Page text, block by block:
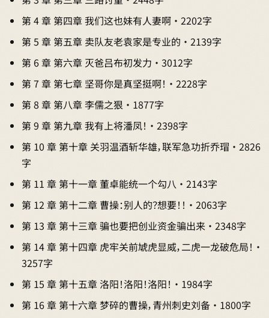
第 4 章 第四章 我们这也妹有人妻啊 · 2202字
第 5 章 第五章 卖队友老袁家是专业的 · 2139字
第 6 章 第六章 灭爸吕布初发力 · 3012字
第 7 章 第七章 坚哥你是真坚挺啊！ · 2228字
第 8 章 第八章 李儒之狠 · 1877字
第 9 章 第九章 我有上将潘凤！ · 2398字
第 10 章 第十章 关羽温酒斩华雄，联军急功折乔瑁 · 2826
字
第 11 章 第十一章 董卓能统一个勾八 · 2143字
第 12 章 第十二章 曹操：别人的？想要！！ · 2063字
第 13 章 第十三章 骗也要把创业资金骗出来 · 2348字
第 14 章 第十四章 虎牢关前虓虎显威，二虎一龙破危局！ ·
3257字
第 15 章 第十五章 洛阳！洛阳！洛阳！ · 1984字
第 16 章 第十六章 梦碎的曹操，青州刺史刘备 · 1800字